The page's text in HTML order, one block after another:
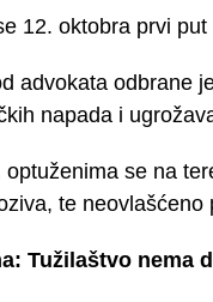
12. oktobra prvi
advokata odbrane
napada i
optuženima se na
te neovlašćeno
Tužilaštvo nema